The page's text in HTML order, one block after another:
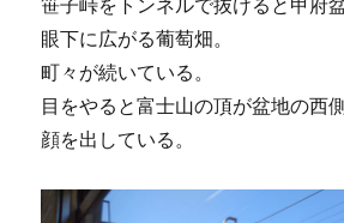
眼下に広がる葡萄畑。
町々が続いている。
目をやると富士山の頂が盆地の西
顔を出している。